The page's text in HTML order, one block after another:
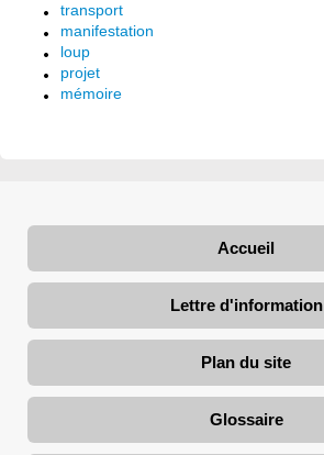
transport
manifestation
loup
projet
mémoire
Accueil
Lettre d'information
Plan du site
Glossaire